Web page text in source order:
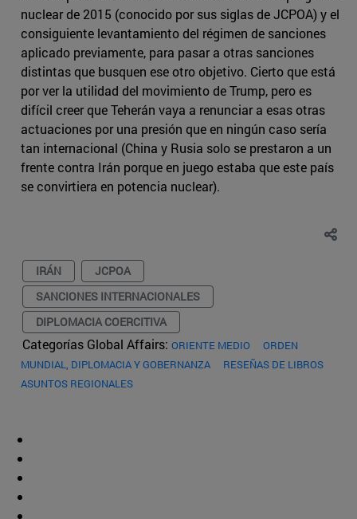
nuclear de 2015 (conocido por sus siglas de JCPOA) y el
consiguiente levantamiento del régimen de sanciones
aplicado previamente, para pasar a otras sanciones
distintas que busquen ese otro objetivo. Cierto que está
por ver la utilidad del movimiento de Trump, pero es
difícil creer que Teherán vaya a renunciar a esas otras
actuaciones por una presión que en ningún caso sería
tan internacional (China y Rusia solo se prestaron a un
frente contra Irán porque en juego estaba que este país
se convirtiera en potencia nuclear).
IRÁN
JCPOA
SANCIONES INTERNACIONALES
DIPLOMACIA COERCITIVA
Categorías Global Affairs: ORIENTE MEDIO
ORDEN
MUNDIAL, DIPLOMACIA Y GOBERNANZA
RESEÑAS DE LIBROS
ASUNTOS REGIONALES